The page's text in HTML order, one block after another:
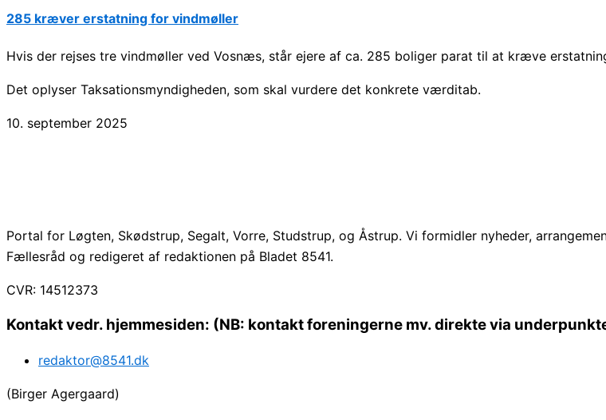
285 kræver erstatning for vindmøller
Hvis der rejses tre vindmøller ved Vosnæs, står ejere af ca. 285 boliger parat til at kræve
Det oplyser Taksationsmyndigheden, som skal vurdere det konkrete værditab.
10. september 2025
Portal for Løgten, Skødstrup, Segalt, Vorre, Studstrup, og Åstrup. Vi formidler nyheder,
Fællesråd og redigeret af redaktionen på Bladet 8541.
CVR: 14512373
Kontakt vedr. hjemmesiden: (NB: kontakt foreningerne mv. direkte via
redaktor@8541.dk
(Birger Agergaard)